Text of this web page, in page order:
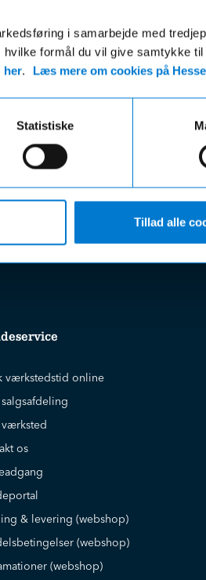
i samarbejde med
formål du vil give samtykke til
her. Læs mere om cookies på
Statistiske
Tillad alle
Hurtig levering
leverer de fleste varer inden for 1-3
hverdage
værkstedstid online
os
& levering (webshop)
(webshop)
(webshop)